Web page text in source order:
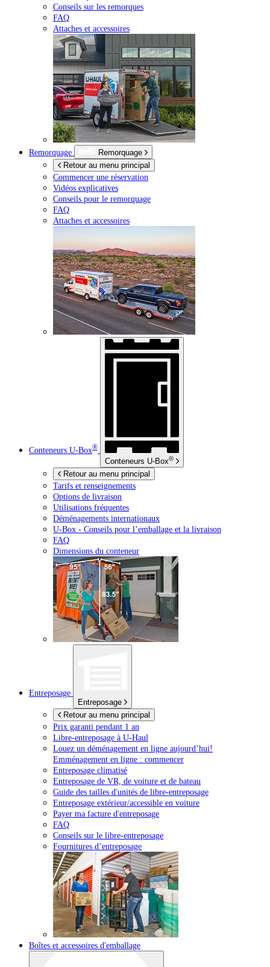
Conseils sur les remorques
FAQ
Attaches et accessoires
Remorquage
Remorquage
Retour au menu principal
Commencer une réservation
Vidéos explicatives
Conseils pour le remorquage
FAQ
Attaches et accessoires
Conteneurs U-Box®
Conteneurs U-Box®
Retour au menu principal
Tarifs et renseignements
Options de livraison
Utilisations fréquentes
Déménagements internationaux
U-Box - Conseils pour l’emballage et la livraison
FAQ
Dimensions du conteneur
Entreposage
Entreposage
Retour au menu principal
Prix garanti pendant 1 an
Libre-entreposage à U-Haul
Louez un déménagement en ligne aujourd’hui!
Emménagement en ligne : commencer
Entreposage climatisé
Entreposage de VR, de voiture et de bateau
Guide des tailles d'unités de libre-entreposage
Entreposage extérieur/accessible en voiture
Payer ma facture d'entreposage
FAQ
Conseils sur le libre-entreposage
Fournitures d’entreposage
Boîtes et accessoires d'emballage